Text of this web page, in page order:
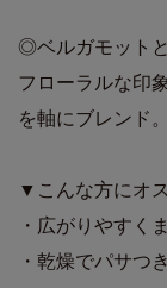
◎ベルガモット
フローラルな印
を軸にブレンド
▼こんな方にオ
・広がりやすく
・乾燥でパサつ